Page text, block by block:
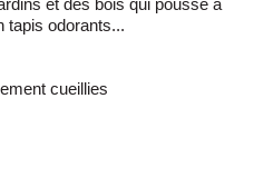
et des bois qui pousse à
tapis odorants...
cueillies